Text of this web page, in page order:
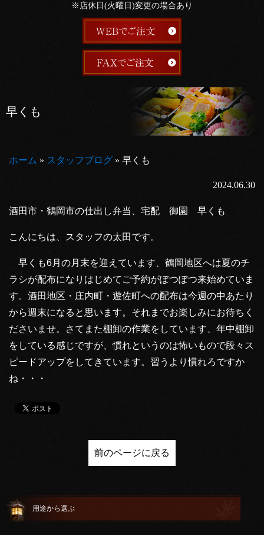
※店休日(火曜日)変更の場合あり
早くも
ホーム » スタッフブログ » 早くも
2024.06.30
酒田市・鶴岡市の仕出し弁当、宅配 御園 早くも
こんにちは、スタッフの太田です。
早くも6月の月末を迎えています、鶴岡地区へは夏のチ
ラシが配布になりはじめてご予約がぽつぽつ来始めていま
す。酒田地区・庄内町・遊佐町への配布は今週の中あたり
から週末になると思います。それまでお楽しみにお待ちく
ださいませ。さてまた棚卸の作業をしています、年中棚卸
をしている感じですが、慣れというのは怖いもので段々ス
ピードアップをしてきています。習うより慣れろですか
ね・・・
前のページに戻る
用途から選ぶ